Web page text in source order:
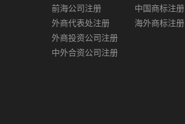
前海公司注册
外商代表处注册
外商投资公司注册
中外合资公司注册
中国商标注册
海外商标注册